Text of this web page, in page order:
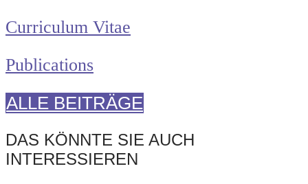
Curriculum Vitae
Publications
ALLE BEITRÄGE
DAS KÖNNTE SIE AUCH
INTERESSIEREN